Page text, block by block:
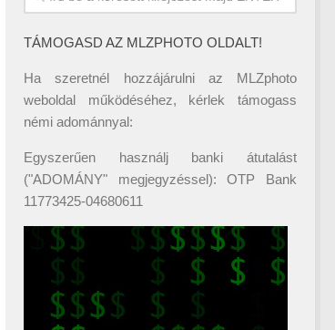
TÁMOGASD AZ MLZPHOTO OLDALT!
Ha szeretnél hozzájárulni az MLZphoto
weboldal működéséhez, kérlek támogass
némi adománnyal:
Egyszerűen használj banki átutalást
("ADOMÁNY" megjegyzéssel): OTP Bank
11773425-04680611